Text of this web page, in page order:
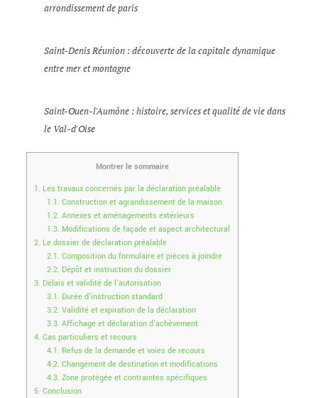
arrondissement de paris
Saint-Denis Réunion : découverte de la capitale dynamique
entre mer et montagne
Saint-Ouen-l'Aumône : histoire, services et qualité de vie dans
le Val-d'Oise
Montrer le sommaire
1. Les travaux concernés par la déclaration préalable
1.1. Construction et agrandissement de la maison
1.2. Annexes et aménagements extérieurs
1.3. Modifications de façade et aspect architectural
2. Le dossier de déclaration préalable
2.1. Composition du formulaire et pièces à joindre
2.2. Dépôt et instruction du dossier
3. Délais et validité de l’autorisation
3.1. Durée d’instruction standard
3.2. Validité et expiration de la déclaration
3.3. Affichage et déclaration d’achèvement
4. Cas particuliers et recours
4.1. Refus de la demande et voies de recours
4.2. Changement de destination et modifications
4.3. Zone protégée et contraintes spécifiques
5. Conclusion